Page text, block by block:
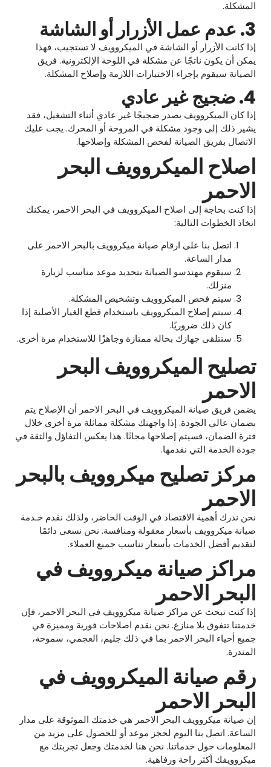
المشكلة.
3. عدم عمل الأزرار أو الشاشة
إذا كانت الأزرار أو الشاشة في الميكروويف لا تستجيب، فهذا
يمكن أن يكون ناتجًا عن مشكلة في اللوحة الإلكترونية. فريق
الصيانة سيقوم بإجراء الاختبارات اللازمة وإصلاح المشكلة.
4. ضجيج غير عادي
إذا كان الميكروويف يصدر ضجيجًا غير عادي أثناء التشغيل، فقد
يشير ذلك إلى وجود مشكلة في المروحة أو المحرك. يجب عليك
الاتصال بفريق الصيانة لفحص المشكلة وإصلاحها.
اصلاح الميكروويف البحر
الاحمر
إذا كنت بحاجة إلى اصلاح الميكروويف في البحر الاحمر، يمكنك
اتخاذ الخطوات التالية:
اتصل بنا على ارقام صيانة ميكروويف بالبحر الاحمر على
مدار الساعة.
سيقوم مهندسو الصيانة بتحديد موعد مناسب لزيارة
منزلك.
سيتم فحص الميكروويف وتشخيص المشكلة.
سيتم إصلاح الميكروويف باستخدام قطع الغيار الأصلية إذا
كان ذلك ضروريًا.
ستتلقى جهازك بحالة ممتازة وجاهزًا للاستخدام مرة أخرى.
تصليح الميكروويف البحر
الاحمر
يضمن فريق صيانة الميكروويف في البحر الاحمر أن الإصلاح يتم
بضمان عالي الجودة. إذا واجهتك مشكلة مماثلة مرة أخرى خلال
فترة الضمان، فسيتم إصلاحها مجانًا. هذا يعكس التفاؤل والثقة في
جودة الخدمة التي نقدمها.
مركز تصليح ميكروويف بالبحر
الاحمر
نحن ندرك أهمية الاقتصاد في الوقت الحاضر، ولذلك نقدم خـدمة
صيانة ميكروويف بأسعار معقولة ومنافسة. نحن نسعى دائمًا
لتقديم أفضل الخدمات بأسعار تناسب جميع العملاء.
مراكز صيانة ميكروويف في
البحر الاحمر
إذا كنت تبحث عن مراكز صيانة ميكروويف في البحر الاحمر، فإن
خدمتنا تتفوق بلا منازع. نحن نقدم اصلاحات فورية ومميزة في
جميع أحياء البحر الاحمر بما في ذلك جليم، العجمي، سموحة،
المندرة.
رقم صيانة الميكروويف في
البحر الاحمر
إن صيانة ميكروويف البحر الاحمر هي خدمتك الموثوقة على مدار
الساعة. اتصل بنا اليوم لحجز موعد أو للحصول على مزيد من
المعلومات حول خدماتنا. نحن هنا لخدمتك وجعل تجربتك مع
ميكروويفك أكثر راحة ورفاهية.